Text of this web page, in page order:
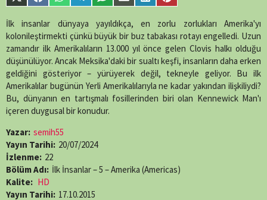
single-
line89
on
(Twitter)
on
Facebook
on
WhatsApp
on
Telegram
on
SMS
on
Email
on
LinkedIn
on
Pinterest
İlk insanlar dünyaya yayıldıkça, en zorlu zorlukları Amerika'yı
kolonileştirmekti çünkü büyük bir buz tabakası rotayı engelledi. Uzun
zamandır ilk Amerikalıların 13.000 yıl önce gelen Clovis halkı olduğu
düşünülüyor. Ancak Meksika'daki bir sualtı keşfi, insanların daha erken
geldiğini gösteriyor – yürüyerek değil, tekneyle geliyor. Bu ilk
Amerikalılar bugünün Yerli Amerikalılarıyla ne kadar yakından ilişkiliydi?
Bu, dünyanın en tartışmalı fosillerinden biri olan Kennewick Man'ı
içeren duygusal bir konudur.
Yazar: semih55
Yayın Tarihi: 20/07/2024
İzlenme: 22
Bölüm Adı: İlk İnsanlar – 5 – Amerika (Americas)
Kalite: HD
Yayın Tarihi: 17.10.2015